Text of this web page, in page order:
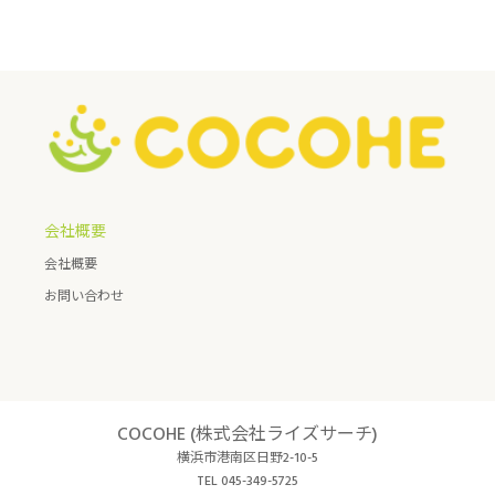
会社概要
会社概要
お問い合わせ
COCOHE (株式会社ライズサーチ)
横浜市港南区日野2-10-5
TEL 045-349-5725